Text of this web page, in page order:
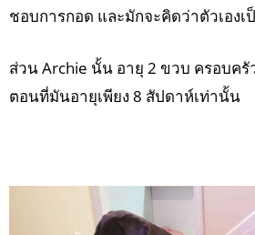
ชอบการกอด และมักจะคิดว่าตัวเอง
ส่วน Archie นั้น อายุ 2 ขวบ ครอบครั
ตอนที่มันอายุเพียง 8 สัปดาห์เท่านั้น